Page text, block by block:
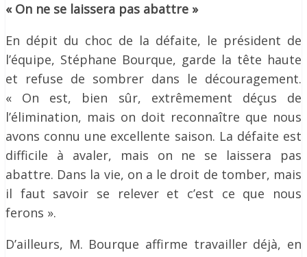
« On ne se laissera pas abattre »
En dépit du choc de la défaite, le président de
l’équipe, Stéphane Bourque, garde la tête haute
et refuse de sombrer dans le découragement.
« On est, bien sûr, extrêmement déçus de
l’élimination, mais on doit reconnaître que nous
avons connu une excellente saison. La défaite est
difficile à avaler, mais on ne se laissera pas
abattre. Dans la vie, on a le droit de tomber, mais
il faut savoir se relever et c’est ce que nous
ferons ».
D’ailleurs, M. Bourque affirme travailler déjà, en